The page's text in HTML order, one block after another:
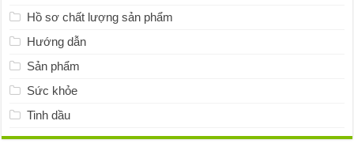
Hồ sơ chất lượng sản phẩm
Hướng dẫn
Sản phẩm
Sức khỏe
Tinh dầu